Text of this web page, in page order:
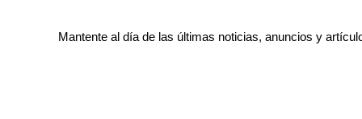
Mantente al día de las últimas noticias, anuncios y